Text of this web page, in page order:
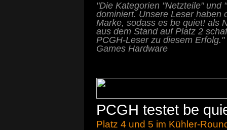
"Die Kategorien "Netzteile" und
dominiert. Unsere Leser haben
Marke, sodass es be quiet! als
aus dem Stand auf Platz 2
PCGH-Leser zu diesem
Games Hardware
PCGH testet be
Platz 4 und 5 im Kühler-